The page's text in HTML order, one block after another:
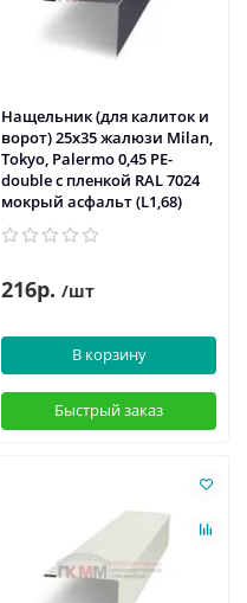
Нащельник (для калиток и
ворот) 25х35 жалюзи Milan,
Tokyo, Palermo 0,45 PE-
double с пленкой RAL 7024
мокрый асфальт (L1,68)
216р. /шт
В корзину
Быстрый заказ